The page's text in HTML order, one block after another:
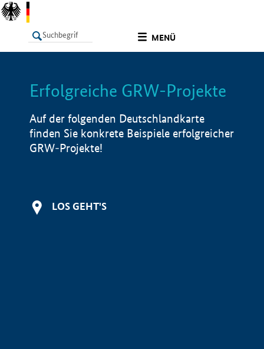
MENÜ
LISTE Info
Erfolgreiche GRW-Projekte
Auf der folgenden Deutschlandkarte
finden Sie konkrete Beispiele erfolgreicher
GRW-Projekte!
LOS GEHT'S